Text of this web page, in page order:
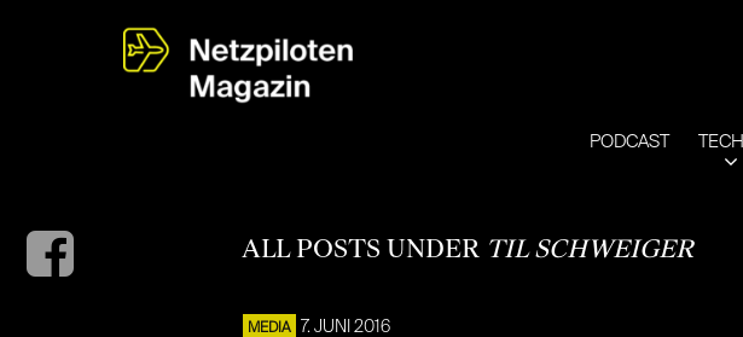
PODCAST TECH
ALL POSTS UNDER TIL SCHWEIGER
MEDIA 7. JUNI 2016